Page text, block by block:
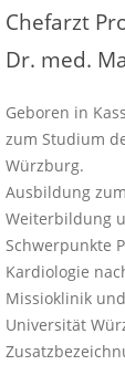
Chefarzt
Dr. med.
Geboren in
zum Studium
Würzburg.
Ausbildung
Weiterbildung
Schwerpunkte
Kardiologie
Missioklinik
Universität